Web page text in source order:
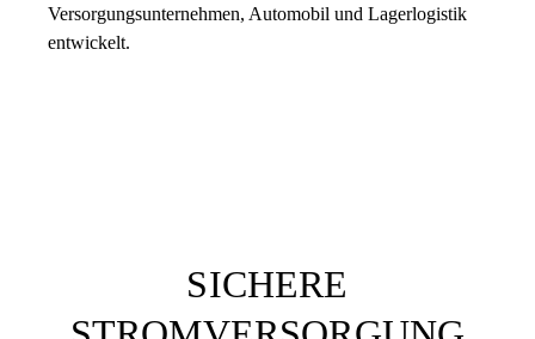
Versorgungsunternehmen, Automobil und Lagerlogistik
entwickelt.
SICHERE